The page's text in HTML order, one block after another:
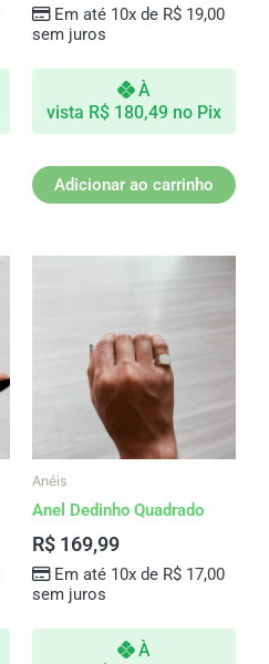
Em até 10x de R$19,00
sem juros
À
vista R$ 180,49 no Pix
Adicionar ao carrinho
Anéis
Anel Dedinho Quadrado
R$ 169,99
Em até 10x de R$17,00
sem juros
À